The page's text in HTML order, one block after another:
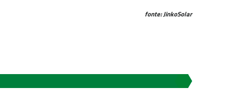
fonte: JinkoSolar